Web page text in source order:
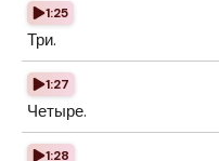
1:25
Три.
1:27
Четыре.
1:28